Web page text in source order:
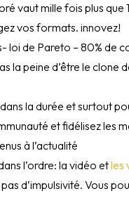
vaut mille fois plus
vos formats. innovez!
loi de Pareto – 80% de
la peine d’être le
la durée et surtout
et fidélisez les
à l’actualité
l’ordre: la vidéo etles
d’impulsivité. Vous